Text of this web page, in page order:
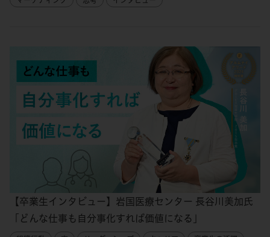
【卒業生インタビュー】岩国医療センター 長谷川美加氏
「どんな仕事も自分事化すれば価値になる」